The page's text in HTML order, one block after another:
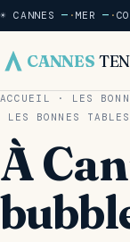
☀ CANNES— · MER— ·
CANNES
ACCUEIL · LES
LES BONNES TABLES
À